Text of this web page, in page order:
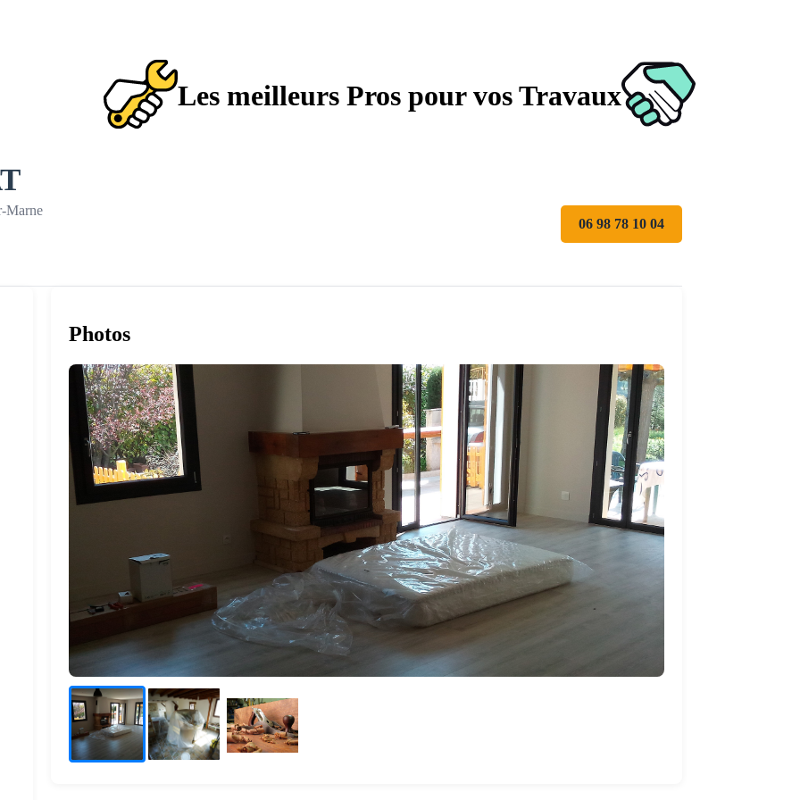
Les meilleurs Pros pour vos Travaux
Marne
06 98 78 10 04
Photos